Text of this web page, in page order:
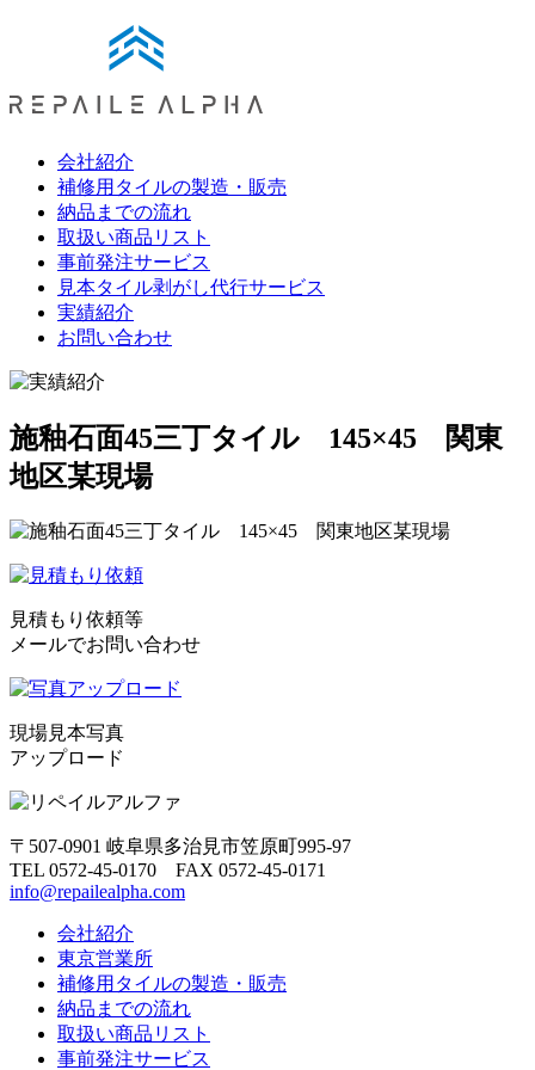
会社紹介
補修用タイルの製造・販売
納品までの流れ
取扱い商品リスト
事前発注サービス
見本タイル剥がし代行サービス
実績紹介
お問い合わせ
施釉石面45三丁タイル 145×45 関東
地区某現場
見積もり依頼等
メールでお問い合わせ
現場見本写真
アップロード
〒507-0901 岐阜県多治見市笠原町995-97
TEL 0572-45-0170 FAX 0572-45-0171
info@repailealpha.com
会社紹介
東京営業所
補修用タイルの製造・販売
納品までの流れ
取扱い商品リスト
事前発注サービス